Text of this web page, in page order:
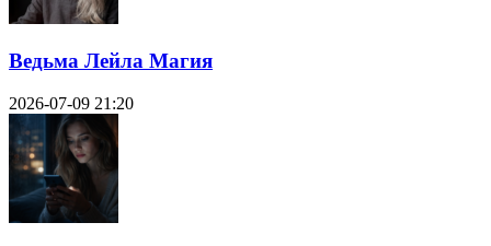
Ведьма Лейла Магия
2026-07-09 21:20